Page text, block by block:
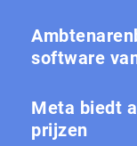
software
Meta biedt
prijzen